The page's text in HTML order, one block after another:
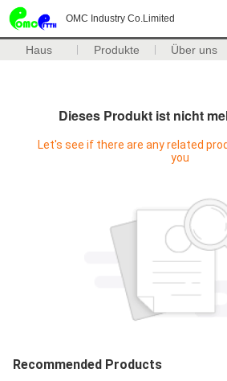
OMC Industry Co.Limited
Haus Produkte Über uns
Dieses Produkt ist nicht
Let's see if there are any related
you
Recommended Products